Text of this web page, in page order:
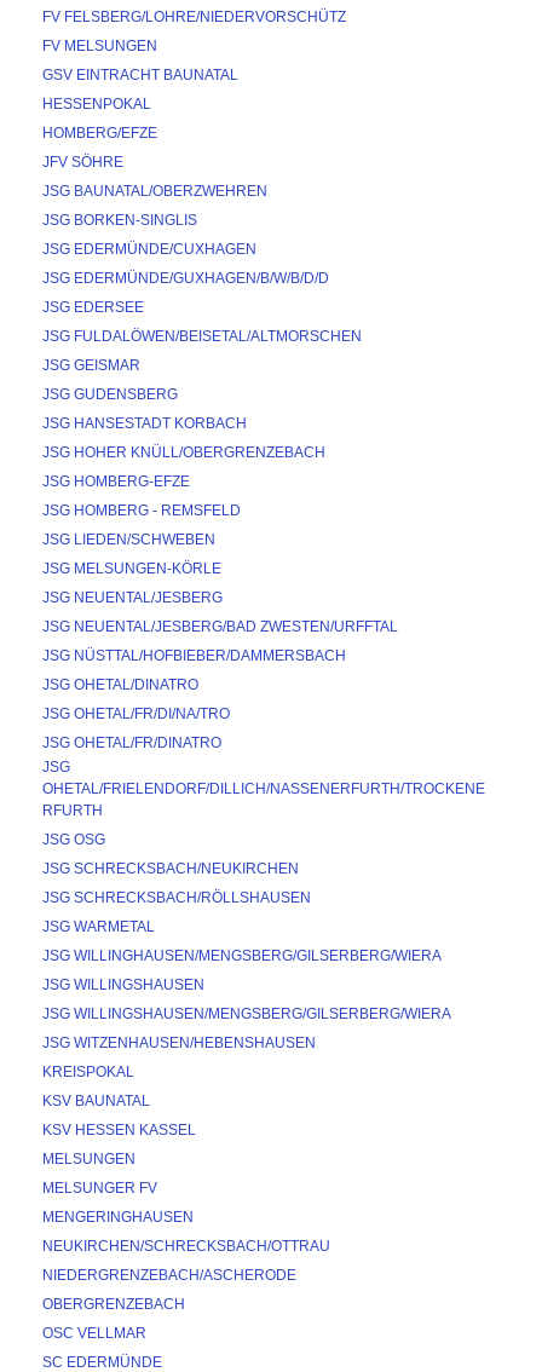
FV FELSBERG/LOHRE/NIEDERVORSCHÜTZ
FV MELSUNGEN
GSV EINTRACHT BAUNATAL
HESSENPOKAL
HOMBERG/EFZE
JFV SÖHRE
JSG BAUNATAL/OBERZWEHREN
JSG BORKEN-SINGLIS
JSG EDERMÜNDE/CUXHAGEN
JSG EDERMÜNDE/GUXHAGEN/B/W/B/D/D
JSG EDERSEE
JSG FULDALÖWEN/BEISETAL/ALTMORSCHEN
JSG GEISMAR
JSG GUDENSBERG
JSG HANSESTADT KORBACH
JSG HOHER KNÜLL/OBERGRENZEBACH
JSG HOMBERG-EFZE
JSG HOMBERG - REMSFELD
JSG LIEDEN/SCHWEBEN
JSG MELSUNGEN-KÖRLE
JSG NEUENTAL/JESBERG
JSG NEUENTAL/JESBERG/BAD ZWESTEN/URFFTAL
JSG NÜSTTAL/HOFBIEBER/DAMMERSBACH
JSG OHETAL/DINATRO
JSG OHETAL/FR/DI/NA/TRO
JSG OHETAL/FR/DINATRO
JSG
OHETAL/FRIELENDORF/DILLICH/NASSENERFURTH/TROCKENE
RFURTH
JSG OSG
JSG SCHRECKSBACH/NEUKIRCHEN
JSG SCHRECKSBACH/RÖLLSHAUSEN
JSG WARMETAL
JSG WILLINGHAUSEN/MENGSBERG/GILSERBERG/WIERA
JSG WILLINGSHAUSEN
JSG WILLINGSHAUSEN/MENGSBERG/GILSERBERG/WIERA
JSG WITZENHAUSEN/HEBENSHAUSEN
KREISPOKAL
KSV BAUNATAL
KSV HESSEN KASSEL
MELSUNGEN
MELSUNGER FV
MENGERINGHAUSEN
NEUKIRCHEN/SCHRECKSBACH/OTTRAU
NIEDERGRENZEBACH/ASCHERODE
OBERGRENZEBACH
OSC VELLMAR
SC EDERMÜNDE